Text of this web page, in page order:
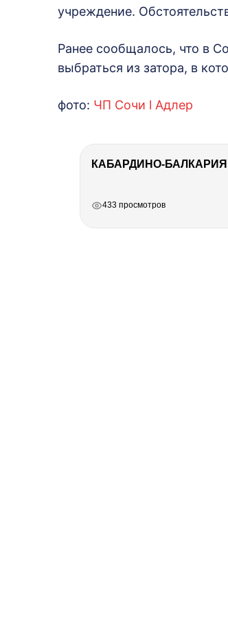
учреждение.
Ранее сообщалось, что в
выбраться из затора, в
фото: ЧП Сочи l Адлер
КАБАРДИНО-БАЛКАРИЯ
433 просмотров